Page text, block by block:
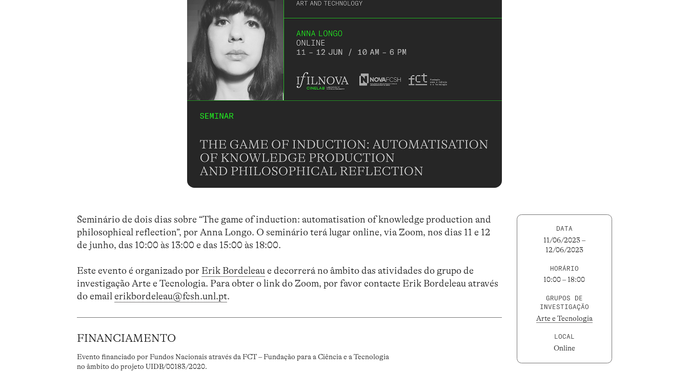
Seminário de dois dias sobre “The game of induction: automatisation of knowledge production and
philosophical reflection”, por Anna Longo. O seminário terá lugar online, via Zoom, nos dias 11 e 12
de junho, das 10:00 às 13:00 e das 15:00 às 18:00.
Este evento é organizado por Erik Bordeleaue decorrerá no âmbito das atividades do grupo de
investigação Arte e Tecnologia. Para obter o link do Zoom, por favor contacte Erik Bordeleau através
do emailerikbordeleau@fcsh.unl.pt.
FINANCIAMENTO
Evento financiado por Fundos Nacionais através da FCT – Fundação para a Ciência e a Tecnologia
no âmbito do projeto UIDB/00183/2020.
DATA
11/06/2023 –
12/06/2023
HORÁRIO
10:00 – 18:00
GRUPOS DE
INVESTIGAÇÃO
Arte e Tecnologia
LOCAL
Online